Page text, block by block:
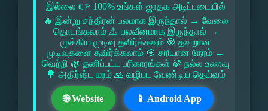
இல்லை 👉 100% உங்கள் ஜாதக அடிப்படையில்
🔥 இன்று சந்திரன் பலமாக இருந்தால் → வேலை
தொடங்கலாம் ⚠ பலவீனமாக இருந்தால் →
முக்கிய முடிவு தவிர்க்கவும் 🎯 தவறான
முடிவுகளை தவிர்க்கலாம் 🎯 சரியான நேரம் →
வெற்றி 🌿 தனிப்பட்ட பரிகாரங்கள் 🍃 நல்ல உணவு
🌳 அதிர்ஷ்ட மரம் 🙏 வழிபட வேண்டிய தெய்வம்
🌐 Website 📱 Android App